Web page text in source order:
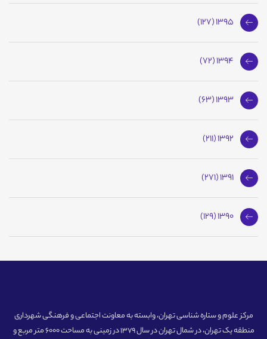
1395 (127)
1394 (72)
1393 (63)
1392 (211)
1391 (271)
1390 (129)
مرکز علوم و ستاره شناسی تهران، وابسته به معاونت اجتماعی و فرهنگی شهرداری
منطقه یک تهران، در شمال تهران در سال 1379 در زمینی به مساحت 6000 متر مربع و